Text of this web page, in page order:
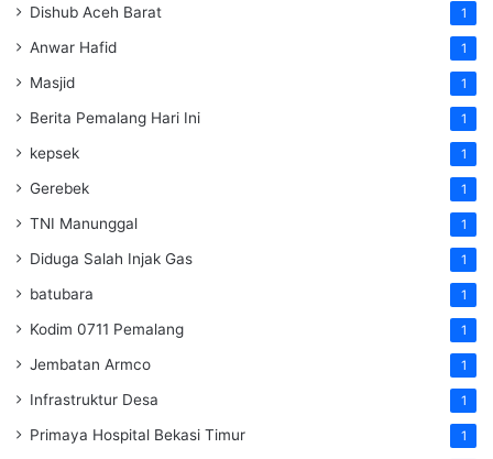
Dishub Aceh Barat 1
Anwar Hafid 1
Masjid 1
Berita Pemalang Hari Ini 1
kepsek 1
Gerebek 1
TNI Manunggal 1
Diduga Salah Injak Gas 1
batubara 1
Kodim 0711 Pemalang 1
Jembatan Armco 1
Infrastruktur Desa 1
Primaya Hospital Bekasi Timur 1